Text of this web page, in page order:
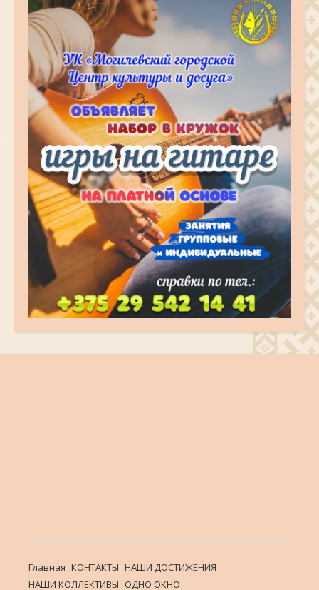
Главная КОНТАКТЫ НАШИ ДОСТИЖЕНИЯ
НАШИ КОЛЛЕКТИВЫ ОДНО ОКНО